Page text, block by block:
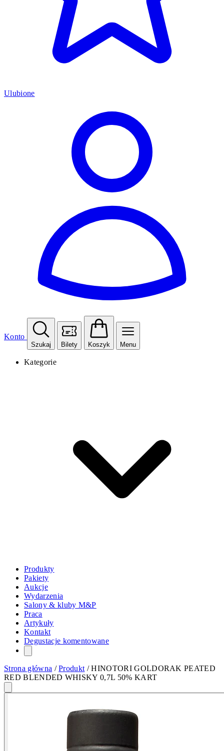
Ulubione
Konto
Szukaj Bilety Koszyk Menu
Kategorie
Produkty
Pakiety
Aukcje
Wydarzenia
Salony & kluby M&P
Praca
Artykuły
Kontakt
Degustacje komentowane
Strona główna /Produkt /HINOTORI GOLDORAK PEATED
RED BLENDED WHISKY 0,7L 50% KART